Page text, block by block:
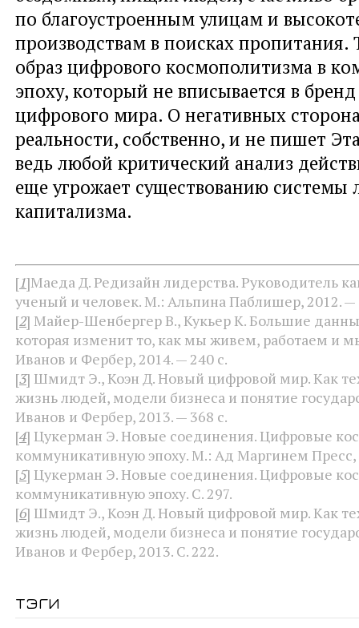
по благоустроенным улицам и
производствам в поисках пропитания.
образ цифрового космополитизма в
эпоху, который не вписывается в
цифрового мира. О негативных
реальности, собственно, и не пишет
ведь любой критический анализ
еще угрожает существованию системы
капитализма.
[1]Маеда Д. Редизайн лидерства. Руководитель
ученый и человек. М.: Альпина Паблишер, 2012. —
[2] Майер-Шенбергер В., Кукьер К. Большие
которая изменит то, как мы живем, работаем и
Иванов и Фербер, 2014. — 240 с.
[3] Шмидт Э., Коэн Д. Новый цифровой мир. Как
жизнь людей, модели бизнеса и понятие
Иванов и Фербер, 2013. — 368 с.
[4] Цукерман Э. Новые соединения. Цифровые
коммуникативную эпоху. М.: Ад Маргинем Пресс,
[5] Цукерман Э. Новые соединения. Цифровые
коммуникативную эпоху. С. 297.
[6] Шмидт Э., Коэн Д. Новый цифровой мир. Как
жизнь людей, модели бизнеса и понятие
Иванов и Фербер, 2013. С. 222.
тэги